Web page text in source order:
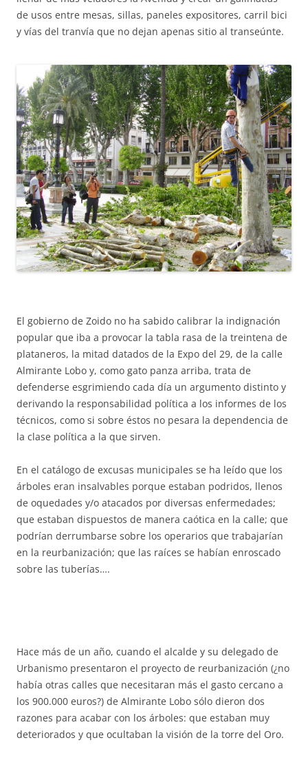
de usos entre mesas, sillas, paneles expositores, carril bici
y vías del tranvía que no dejan apenas sitio al transeúnte.
El gobierno de Zoido no ha sabido calibrar la indignación
popular que iba a provocar la tabla rasa de la treintena de
plataneros, la mitad datados de la Expo del 29, de la calle
Almirante Lobo y, como gato panza arriba, trata de
defenderse esgrimiendo cada día un argumento distinto y
derivando la responsabilidad política a los informes de los
técnicos, como si sobre éstos no pesara la dependencia de
la clase política a la que sirven.
En el catálogo de excusas municipales se ha leído que los
árboles eran insalvables porque estaban podridos, llenos
de oquedades y/o atacados por diversas enfermedades;
que estaban dispuestos de manera caótica en la calle; que
podrían derrumbarse sobre los operarios que trabajarían
en la reurbanización; que las raíces se habían enroscado
sobre las tuberías….
Hace más de un año, cuando el alcalde y su delegado de
Urbanismo presentaron el proyecto de reurbanización (¿no
había otras calles que necesitaran más el gasto cercano a
los 900.000 euros?) de Almirante Lobo sólo dieron dos
razones para acabar con los árboles: que estaban muy
deteriorados y que ocultaban la visión de la torre del Oro.